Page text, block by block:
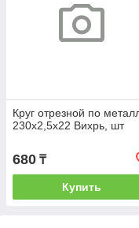
Круг отрезной по
230х2,5х22 Вихрь, шт
680 ₸
Купить